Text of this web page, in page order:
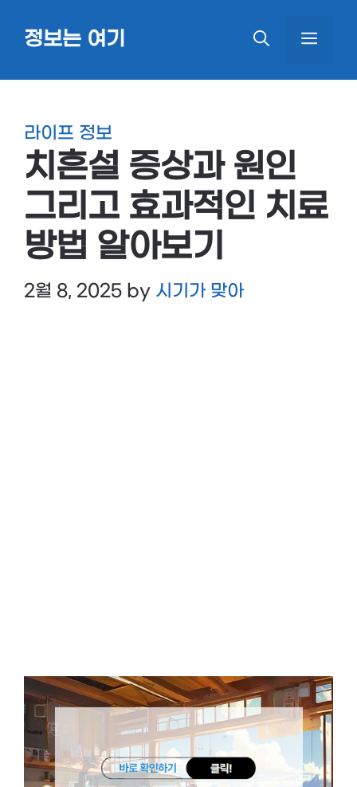
정보는 여기
라이프 정보
치흔설 증상과 원인
그리고 효과적인 치료
방법 알아보기
2월 8, 2025 by 시기가 맞아